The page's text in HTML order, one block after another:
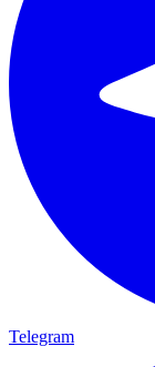
Telegram